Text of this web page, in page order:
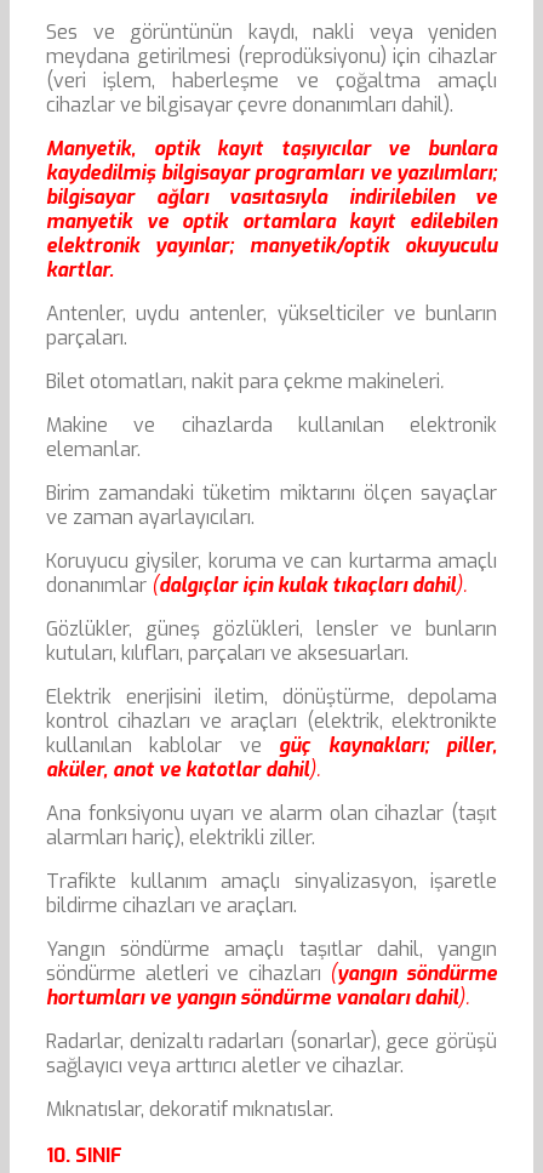
Ses ve görüntünün kaydı, nakli veya yeniden
meydana getirilmesi (reprodüksiyonu) için cihazlar
(veri işlem, haberleşme ve çoğaltma amaçlı
cihazlar ve bilgisayar çevre donanımları dahil).
Manyetik, optik kayıt taşıyıcılar ve bunlara
kaydedilmiş bilgisayar programları ve yazılımları;
bilgisayar ağları vasıtasıyla indirilebilen ve
manyetik ve optik ortamlara kayıt edilebilen
elektronik yayınlar; manyetik/optik okuyuculu
kartlar.
Antenler, uydu antenler, yükselticiler ve bunların
parçaları.
Bilet otomatları, nakit para çekme makineleri.
Makine ve cihazlarda kullanılan elektronik
elemanlar.
Birim zamandaki tüketim miktarını ölçen sayaçlar
ve zaman ayarlayıcıları.
Koruyucu giysiler, koruma ve can kurtarma amaçlı
donanımlar (dalgıçlar için kulak tıkaçları dahil).
Gözlükler, güneş gözlükleri, lensler ve bunların
kutuları, kılıfları, parçaları ve aksesuarları.
Elektrik enerjisini iletim, dönüştürme, depolama
kontrol cihazları ve araçları (elektrik, elektronikte
kullanılan kablolar ve güç kaynakları; piller,
aküler, anot ve katotlar dahil).
Ana fonksiyonu uyarı ve alarm olan cihazlar (taşıt
alarmları hariç), elektrikli ziller.
Trafikte kullanım amaçlı sinyalizasyon, işaretle
bildirme cihazları ve araçları.
Yangın söndürme amaçlı taşıtlar dahil, yangın
söndürme aletleri ve cihazları (yangın söndürme
hortumları ve yangın söndürme vanaları dahil).
Radarlar, denizaltı radarları (sonarlar), gece görüşü
sağlayıcı veya arttırıcı aletler ve cihazlar.
Mıknatıslar, dekoratif mıknatıslar.
10. SINIF